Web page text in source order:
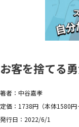
お客を捨てる
著者：中谷嘉孝
定価：1738円（本体1580円
発行日：2022/6/1